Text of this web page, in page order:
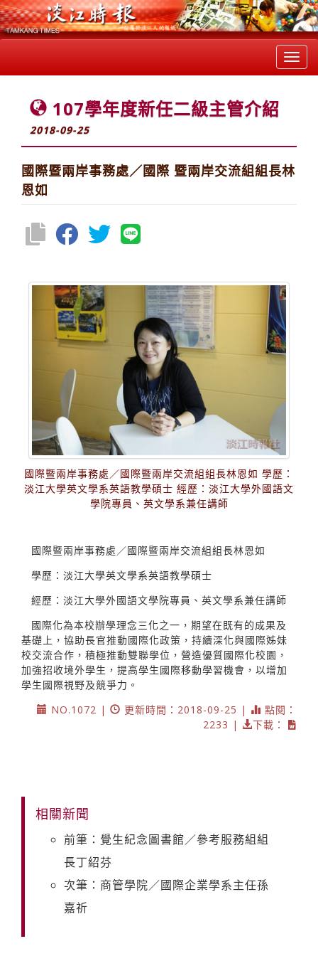
107學年度新任二級主管介紹
2018-09-25
國際暨兩岸事務處／國際 暨兩岸交流組組長林
恩如
國際暨兩岸事務處／國際暨兩岸交流組組長林恩如 學歷：
淡江大學英文學系英語教學碩士 經歷：淡江大學外國語文
學院專員、英文學系兼任講師
國際暨兩岸事務處／國際暨兩岸交流組組長林恩如
學歷：淡江大學英文學系英語教學碩士
經歷：淡江大學外國語文學院專員、英文學系兼任講師
國際化為本校辦學理念三化之一，期望在既有的成果及
基礎上，協助長官推動國際化政策，持續深化與國際姊妹
校交流合作，積極推動雙聯學位，營造優質國際化校園，
加強招收境外學生，提高學生國際移動學習機會，以增加
學生國際視野及競爭力。
NO.1072 |
更新時間：2018-09-25 |
點閱：
2233 |
下載：
相關新聞
前筆：覺生紀念圖書館／參考服務組組
長丁紹芬
次筆：商管學院／國際企業學系主任孫
嘉祈